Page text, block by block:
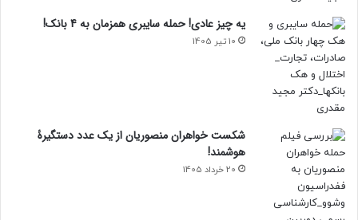
یه چیز عادی! حمله سایبری همزمان به 4 بانک!
10 تیر 1405
شکست خواهران منصوریان از یک عدد دستگیرۀ
هوشمند!
20 خرداد 1405